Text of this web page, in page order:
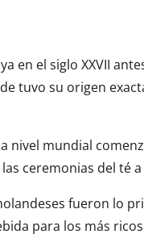
en el siglo XXVII
tuvo su origen
nivel mundial
ceremonias del té
fueron lo
para los más ricos